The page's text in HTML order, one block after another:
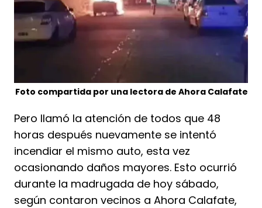
Foto compartida por una lectora de Ahora Calafate
Pero llamó la atención de todos que 48
horas después nuevamente se intentó
incendiar el mismo auto, esta vez
ocasionando daños mayores. Esto ocurrió
durante la madrugada de hoy sábado,
según contaron vecinos a Ahora Calafate,